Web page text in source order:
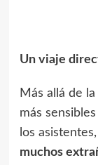
Un viaje
Más allá de
más
los
muchos